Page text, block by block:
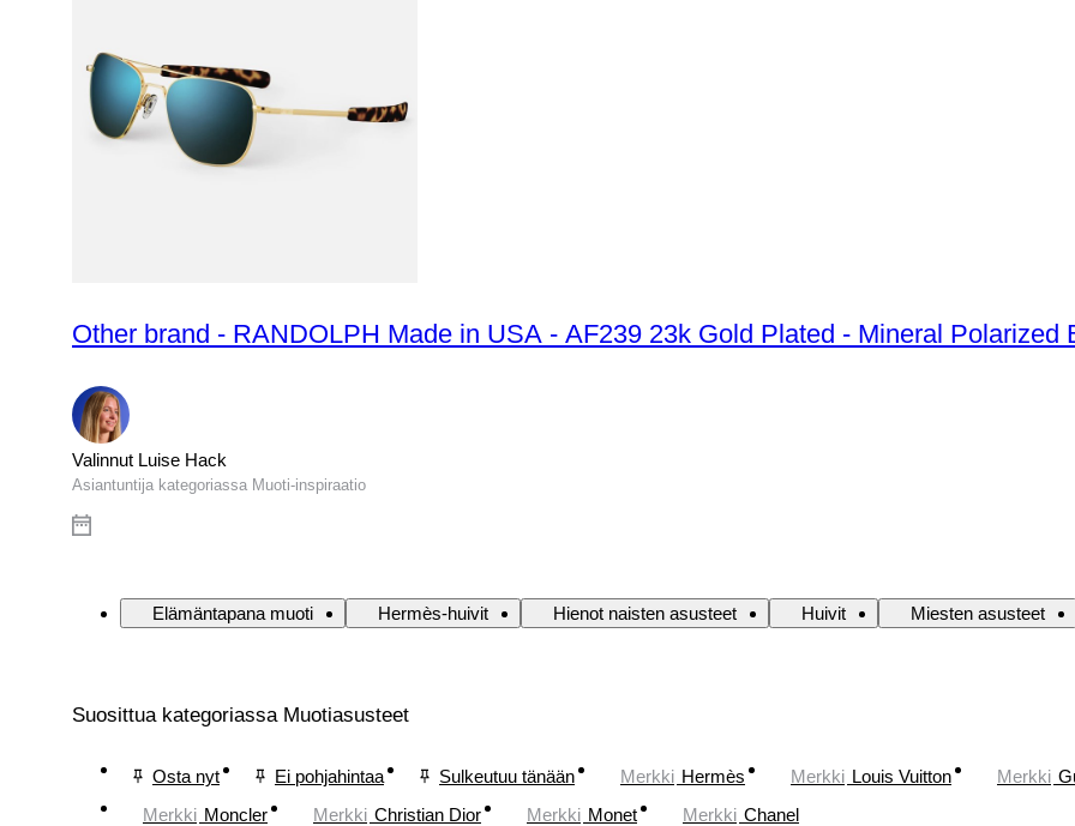
Other brand - RANDOLPH Made in USA - AF239 23k Gold Plated - Mineral
Valinnut Luise Hack
Asiantuntija kategoriassa Muoti-inspiraatio
Elämäntapana muoti Hermès-huivit Hienot naisten asusteet Huivit Miesten asusteet
Suosittua kategoriassa Muotiasusteet
Osta nyt Ei pohjahintaa Sulkeutuu tänään Merkki Hermès Merkki Louis Vuitton Merkki
Merkki Moncler Merkki Christian Dior Merkki Monet Merkki Chanel